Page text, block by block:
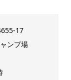
17
ンプ場